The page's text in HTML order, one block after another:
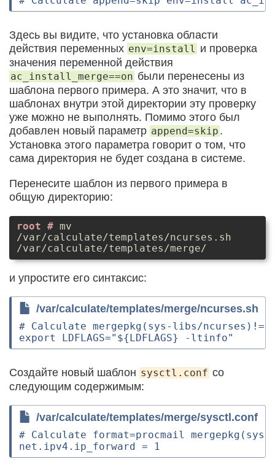
Здесь вы видите, что установка области
действия переменных env=install и проверка
значения переменной действия
ac_install_merge==on были перенесены из
шаблона первого примера. А это значит, что в
шаблонах внутри этой директории эту проверку
уже можно не выполнять. Помимо этого был
добавлен новый параметр append=skip .
Установка этого параметра говорит о том, что
сама директория не будет создана в системе.
Перенесите шаблон из первого примера в
общую директорию:
mv
/var/calculate/templates/ncurses.sh
/var/calculate/templates/merge/
и упростите его синтаксис:
/var/calculate/templates/merge/ncurses.sh
# Calculate mergepkg(sys-libs/ncurses)!=
Создайте новый шаблон sysctl.conf со
следующим содержимым:
/var/calculate/templates/merge/sysctl.conf
# Calculate format=procmail